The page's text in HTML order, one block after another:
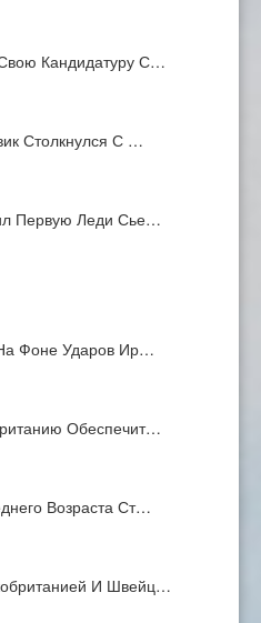
Кандидатуру С…
Столкнулся С …
Первую Леди Сье…
Фоне Ударов Ир…
Обеспечит…
Возраста Ст…
И Швейц…